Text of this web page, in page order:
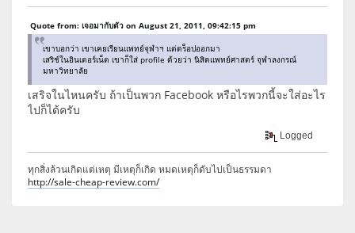
Quote from: เจอมากับตัว on August 21, 2011, 09:42:15 pm
เขาบอกว่า เขาเคยเรียนแพทย์จุฬาฯ แต่ดร็อปออกมา
เสริช์ในอินเตอร์เน็ต เขาก็ใส่ profile ด้วยว่า นิสิตแพทย์ศาสตร์ จุฬาลงกรณ์
มหาวิทยาลัย
เสริจในไหนครับ ถ้าเป็นพวก Facebook หรือไรพวกนี้จะใส่อะไร
ไปก็ได้ครับ
Logged
ทุกสิ่งล้วนเกิดแต่เหตุ มีเหตุก็เกิด หมดเหตุก็ดับไปเป็นธรรมดา
http://sale-cheap-review.com/